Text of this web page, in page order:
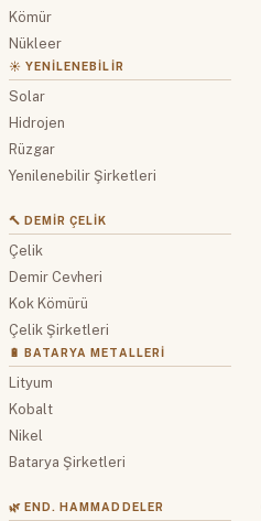
Kömür
Nükleer
☀️ YENILENEBILIR
Solar
Hidrojen
Rüzgar
Yenilenebilir Şirketleri
🔨 DEMIR ÇELIK
Çelik
Demir Cevheri
Kok Kömürü
Çelik Şirketleri
🔋 BATARYA METALLERI
Lityum
Kobalt
Nikel
Batarya Şirketleri
🌿 END. HAMMADDELER